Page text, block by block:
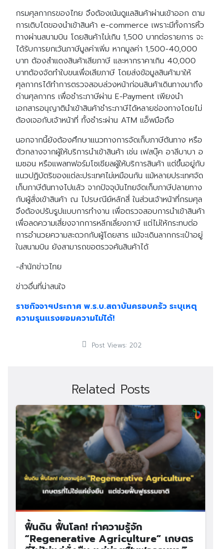
กรมศุลกากรของไทย จึงต้องเน้นดูแลสินค้าผ่านเข้าออก ตาม
การเติบโตของนำเข้าสินค้า e-commerce เพราะมีทั้งการหิ้ว
ทางผ่านสนามบิน โดยสินค้าไม่เกิน 1,500 บาทต่อรายการ จะ
ได้รับการยกเว้นภาษีมูลค่าเพิ่ม หากมูลค่า 1,500-40,000
บาท ต้องสำแดงสินค้าเสียภาษี และหากราคาเกิน 40,000
บาทต้องจัดทำใบขนเพื่อเสียภาษี โดยส่งข้อมูลสินค้ามาให้
ศุลกากรได้ทำการตรวจสอบล่วงหน้าก่อนสินค้าเดินทางมาถึง
ด่านศุลกากร เพื่อชำระภาษีผ่าน E-Payment เพียงนำ
เอกสารอนุญาตินำเข้าสินค้าชำระภาษีได้หลายช่องทางโดยไม่
ต้องเจอกับเจ้าหน้าที่ ทั้งชำระผ่าน ATM แอ็พมือถือ
นอกจากนี้ยังต้องศึกษาแนวทางการจัดเก็บภาษีต้นทาง หรือ
ตัวกลางจากผู้ให้บริการนำเข้าสินค้า เช่น เฟสบุ๊ค อาลีบาบา อ
เมซอน หรือแพลทฟอร์มโซเชียลผู้ให้บริการสินค้า แต่ขึ้นอยู่กับ
แนวปฏิบัตริของแต่ละประเทศไม่เหมือนกัน แม้หลายประเทศจัด
เก็บภาษีต้นทางไปแล้ว จากปัจจุบันไทยจัดเก็บภาษีปลายทาง
กับผู้สั่งเข้าสินค้า ณ ไปรษณีย์หลักสี่ ในส่วนเจ้าหน้าที่กรมศุล
จึงต้องปรับรูปแบบการทำงาน เพื่อตรวจสอบการนำเข้าสินค้า
เพื่อลดความเสี่ยงจากการหลีกเลี่ยงภาษี แต่ไม่ให้กระทบต่อ
การอำนวยความสะดวกกับผู้โดยสาร แม้จะเดินลากกระเป๋าอยู่
ในสนามบิน ยังสามารถขอตรวจค้นสินค้าได้
-สำนักข่าวไทย
ข่าวอื่นที่น่าสนใจ
ราชกิจจาฯประกาศ พ.ร.บ.สถาบันครอบครัว ระบุเหตุ
ความรุนแรงยอมความไม่ได้!
Post Views: 202
Related Posts
ฟื้นดิน ฟื้นโลก! ทำความรู้จัก
“Regenerative Agriculture” เกษตร